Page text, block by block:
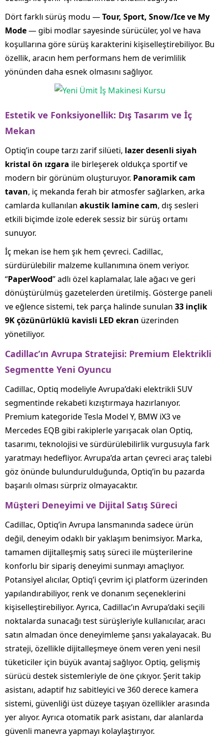
Dört farklı sürüş modu —Tour, Sport, Snow/Ice ve My
Mode— gibi modlar sayesinde sürücüler, yol ve hava
koşullarına göre sürüş karakterini kişiselleştirebiliyor. Bu
özellik, aracın hem performans hem de verimlilik
yönünden daha esnek olmasını sağlıyor.
Estetik ve Fonksiyonellik: Dış Tasarım ve İç
Mekan
Optiq’in coupe tarzı zarif silüeti, lazer desenli siyah
kristal ön ızgara ile birleşerek oldukça sportif ve
modern bir görünüm oluşturuyor. Panoramik cam
tavan, iç mekanda ferah bir atmosfer sağlarken, arka
camlarda kullanılan akustik lamine cam, dış sesleri
etkili biçimde izole ederek sessiz bir sürüş ortamı
sunuyor.
İç mekan ise hem şık hem çevreci. Cadillac,
sürdürülebilir malzeme kullanımına önem veriyor.
“PaperWood” adlı özel kaplamalar, lale ağacı ve geri
dönüştürülmüş gazetelerden üretilmiş. Gösterge paneli
ve eğlence sistemi, tek parça halinde sunulan 33 inçlik
9K çözünürlüklü kavisli LED ekran üzerinden
yönetiliyor.
Cadillac’ın Avrupa Stratejisi: Premium Elektrikli
Segmentte Yeni Oyuncu
Cadillac, Optiq modeliyle Avrupa’daki elektrikli SUV
segmentinde rekabeti kızıştırmaya hazırlanıyor.
Premium kategoride Tesla Model Y, BMW iX3 ve
Mercedes EQB gibi rakiplerle yarışacak olan Optiq,
tasarımı, teknolojisi ve sürdürülebilirlik vurgusuyla fark
yaratmayı hedefliyor. Avrupa’da artan çevreci araç talebi
göz önünde bulundurulduğunda, Optiq’in bu pazarda
başarılı olması sürpriz olmayacaktır.
Müşteri Deneyimi ve Dijital Satış Süreci
Cadillac, Optiq’in Avrupa lansmanında sadece ürün
değil, deneyim odaklı bir yaklaşım benimsiyor. Marka,
tamamen dijitalleşmiş satış süreci ile müşterilerine
konforlu bir sipariş deneyimi sunmayı amaçlıyor.
Potansiyel alıcılar, Optiq’i çevrim içi platform üzerinden
yapılandırabiliyor, renk ve donanım seçeneklerini
kişiselleştirebiliyor. Ayrıca, Cadillac’ın Avrupa’daki seçili
noktalarda sunacağı test sürüşleriyle kullanıcılar, aracı
satın almadan önce deneyimleme şansı yakalayacak. Bu
strateji, özellikle dijitalleşmeye önem veren yeni nesil
tüketiciler için büyük avantaj sağlıyor. Optiq, gelişmiş
sürücü destek sistemleriyle de öne çıkıyor. Şerit takip
asistanı, adaptif hız sabitleyici ve 360 derece kamera
sistemi, güvenliği üst düzeye taşıyan özellikler arasında
yer alıyor. Ayrıca otomatik park asistanı, dar alanlarda
güvenli manevra yapmayı kolaylaştırıyor.